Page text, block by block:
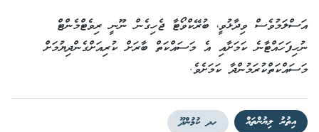
އަސްލަމުވެސް ވިދާޅުވީ، ބުރޭކްވޯޓާ ޖެހިގެން ނޫނީ ރިވެޓްމެންޓް
ނުހިފަހައްޓާނެ ކަމަށާއި އެ މަސައްކަތް ބާރަށް ކުރިއަށްގެންދިޔުމަށް
މަސައްކަތްކުރަމުންދާ ކަމަށެވެ.
އިތުރު ލިޔުންތައް ހދ ކުމުންދޫ